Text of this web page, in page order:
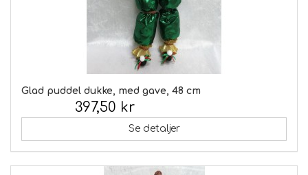
Glad puddel dukke, med gave, 48 cm
397,50 kr
Se detaljer